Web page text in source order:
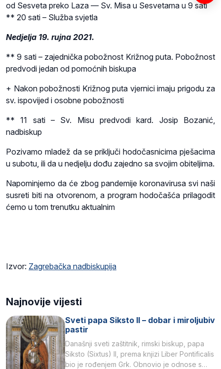
od Sesveta preko Laza — Sv. Misa u Sesvetama u 9 sati
** 20 sati – Služba svjetla
Nedjelja 19. rujna 2021.
** 9 sati – zajednička pobožnost Križnog puta. Pobožnost
predvodi jedan od pomoćnih biskupa
+ Nakon pobožnosti Križnog puta vjernici imaju prigodu za
sv. ispovijed i osobne pobožnosti
** 11 sati – Sv. Misu predvodi kard. Josip Bozanić,
nadbiskup
Pozivamo mladež da se priključi hodočasnicima pješacima
u subotu, ili da u nedjelju dođu zajedno sa svojim obiteljima.
Napominjemo da će zbog pandemije koronavirusa svi naši
susreti biti na otvorenom, a program hodočašća prilagodit
ćemo u tom trenutku aktualnim
Izvor: Zagrebačka nadbiskupija
Najnovije vijesti
Sveti papa Siksto II – dobar i miroljubiv
pastir
Današnji sveti zaštitnik, rimski biskup, papa
Siksto (Sixtus) II, prema knjizi Liber Pontificalis
bio je rođenjem Grk. Obnovio je odnose s